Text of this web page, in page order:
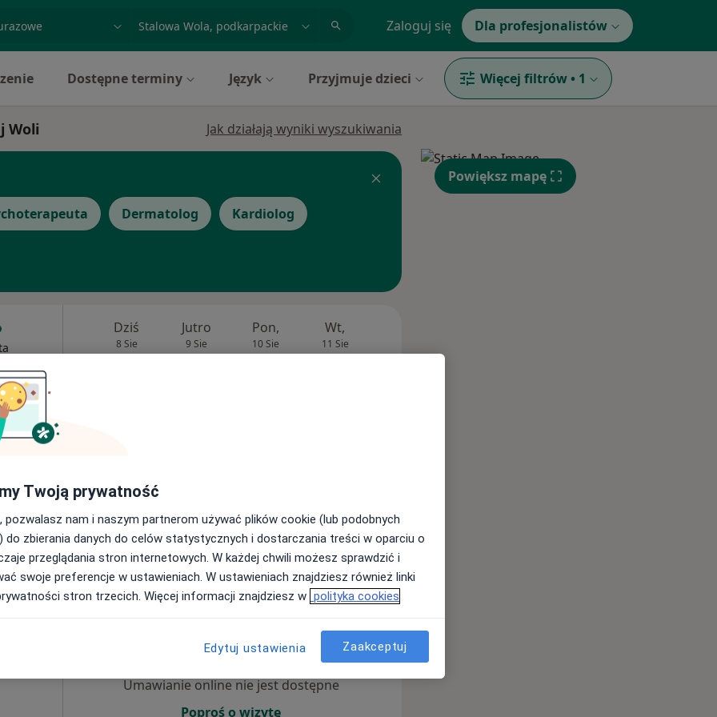
Zaloguj się Dla profesjonalistów
Dostępne terminy Język Przyjmuje dzieci Więcej filtrów • 1
Woli Jak działają wyniki wyszukiwania
Dermatolog Kardiolog
•Mapa
250 zł
Dziś
8 Sie
Jutro
9 Sie
Pon,
10 Sie
Wt,
11 Sie
11 Sie 12 Sie
Umawianie online nie jest dostępne
Poproś o wizytę
Powiększ mapę
Twoją prywatność
pozwalasz nam i naszym partnerom używać plików cookie (lub podobnych
do zbierania danych do celów statystycznych i dostarczania treści w oparciu o
przeglądania stron internetowych. W każdej chwili możesz sprawdzić i
swoje preferencje w ustawieniach. W ustawieniach znajdziesz również linki
stron trzecich. Więcej informacji znajdziesz w polityka cookies
Edytuj ustawienia Zaakceptuj